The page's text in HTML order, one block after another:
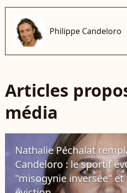
Philippe Candeloro
Articles
média
Nathalie Péchalat
Candeloro : le sportif
"misogynie inversée"